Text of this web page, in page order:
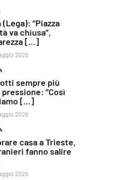
(Lega): “Piazza
va chiusa”,
[...]
2026
sempre più
“Così
[...]
2026
casa a Trieste,
fanno salire
2026